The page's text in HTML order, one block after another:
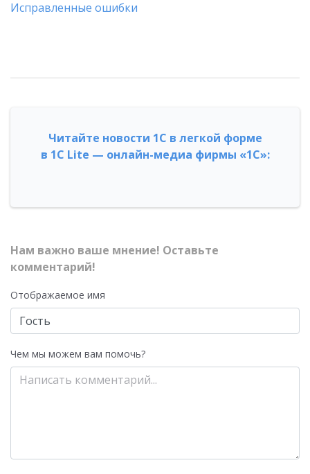
Исправленные ошибки
Читайте новости 1С в легкой форме
в 1С Lite — онлайн-медиа фирмы «1С»:
Нам важно ваше мнение! Оставьте
комментарий!
Отображаемое имя
Чем мы можем вам помочь?